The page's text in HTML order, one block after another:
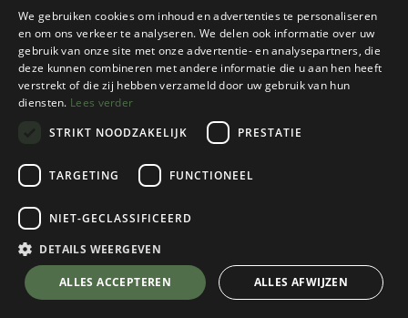
Icebreaker
Anatomica Boxers Heren
Loden
Kies een maat
💬 Stel je vraag over dit product via WhatsApp
We gebruiken cookies om inhoud en advertenties te personaliseren
en om ons verkeer te analyseren. We delen ook informatie over uw
gebruik van onze site met onze advertentie- en analysepartners, die
deze kunnen combineren met andere informatie die u aan hen heeft
verstrekt of die zij hebben verzameld door uw gebruik van hun
diensten. Lees verder
STRIKT NOODZAKELIJK
PRESTATIE
TARGETING FUNCTIONEEL
NIET-GECLASSIFICEERD
DETAILS WEERGEVEN
ALLES ACCEPTEREN ALLES AFWIJZEN